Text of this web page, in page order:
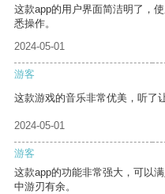
这款app的用户界面简洁明了，
悉操作。
2024-05-01
游客
这款游戏的音乐非常优美，听了
2024-05-01
游客
这款app的功能非常强大，可以
中游刃有余。